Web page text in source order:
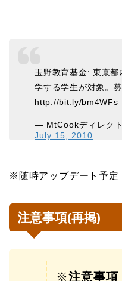
玉野教育基金: 東京
学する学生が対象。募
http://bit.ly/bm4WFs
— MtCookディレク
July 15, 2010
※随時アップデート予定
注意事項(再掲)
※注意事項